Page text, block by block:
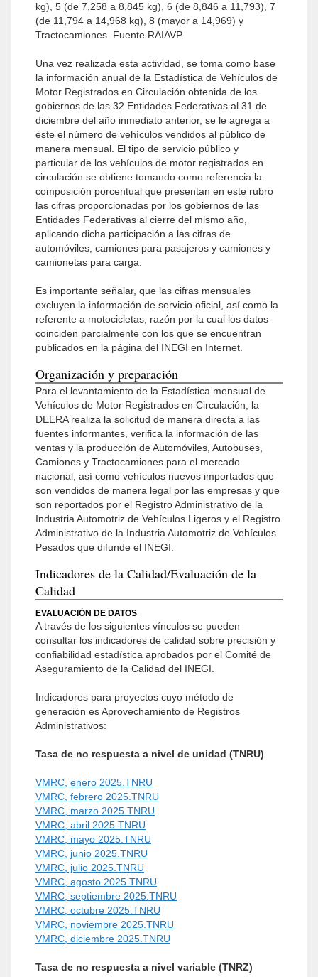
kg), 5 (de 7,258 a 8,845 kg), 6 (de 8,846 a 11,793), 7
(de 11,794 a 14,968 kg), 8 (mayor a 14,969) y
Tractocamiones. Fuente RAIAVP.
Una vez realizada esta actividad, se toma como base
la información anual de la Estadística de Vehículos de
Motor Registrados en Circulación obtenida de los
gobiernos de las 32 Entidades Federativas al 31 de
diciembre del año inmediato anterior, se le agrega a
éste el número de vehículos vendidos al público de
manera mensual. El tipo de servicio público y
particular de los vehículos de motor registrados en
circulación se obtiene tomando como referencia la
composición porcentual que presentan en este rubro
las cifras proporcionadas por los gobiernos de las
Entidades Federativas al cierre del mismo año,
aplicando dicha participación a las cifras de
automóviles, camiones para pasajeros y camiones y
camionetas para carga.
Es importante señalar, que las cifras mensuales
excluyen la información de servicio oficial, así como la
referente a motocicletas, razón por la cual los datos
coinciden parcialmente con los que se encuentran
publicados en la página del INEGI en Internet.
Organización y preparación
Para el levantamiento de la Estadística mensual de
Vehículos de Motor Registrados en Circulación, la
DEERA realiza la solicitud de manera directa a las
fuentes informantes, verifica la información de las
ventas y la producción de Automóviles, Autobuses,
Camiones y Tractocamiones para el mercado
nacional, así como vehículos nuevos importados que
son vendidos de manera legal por las empresas y que
son reportados por el Registro Administrativo de la
Industria Automotriz de Vehículos Ligeros y el Registro
Administrativo de la Industria Automotriz de Vehículos
Pesados que difunde el INEGI.
Indicadores de la Calidad/Evaluación de la
Calidad
EVALUACIÓN DE DATOS
A través de los siguientes vínculos se pueden
consultar los indicadores de calidad sobre precisión y
confiabilidad estadística aprobados por el Comité de
Aseguramiento de la Calidad del INEGI.
Indicadores para proyectos cuyo método de
generación es Aprovechamiento de Registros
Administrativos:
Tasa de no respuesta a nivel de unidad (TNRU)
VMRC, enero 2025.TNRU
VMRC, febrero 2025.TNRU
VMRC, marzo 2025.TNRU
VMRC, abril 2025.TNRU
VMRC, mayo 2025.TNRU
VMRC, junio 2025.TNRU
VMRC, julio 2025.TNRU
VMRC, agosto 2025.TNRU
VMRC, septiembre 2025.TNRU
VMRC, octubre 2025.TNRU
VMRC, noviembre 2025.TNRU
VMRC, diciembre 2025.TNRU
Tasa de no respuesta a nivel variable (TNRZ)